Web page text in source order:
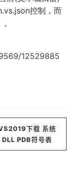
控制，而
12529885
下载 系统
DLL PDB符号表